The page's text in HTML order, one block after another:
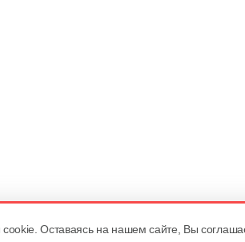
Оставаясь на нашем сайте, Вы